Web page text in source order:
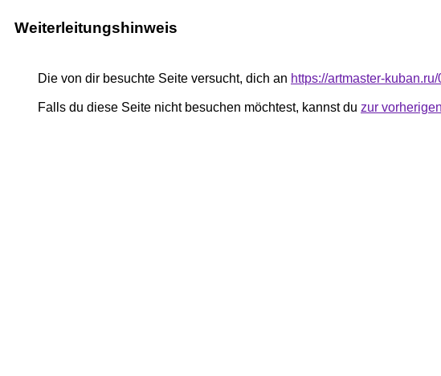
Weiterleitungshinweis
Die von dir besuchte Seite versucht, dich an https://artmaster-
Falls du diese Seite nicht besuchen möchtest, kannst du zur